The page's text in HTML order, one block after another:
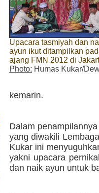
Upacara tasmiyah dan
ayun ikut ditampilkan
ajang FMN 2012 di
Photo: Humas Kukar/
kemarin.
Dalam
yang diwakili
Kukar ini
yakni upacara
dan naik ayun untuk